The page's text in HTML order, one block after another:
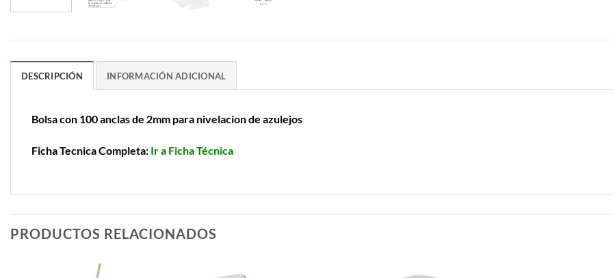
DESCRIPCIÓN INFORMACIÓN ADICIONAL
Bolsa con 100 anclas de 2mm para nivelacion de azulejos
Ficha Tecnica Completa: Ir a Ficha Técnica
PRODUCTOS RELACIONADOS